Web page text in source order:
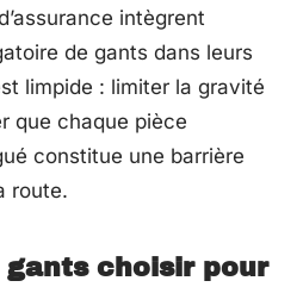
intègrent
de gants dans leurs
limpide : limiter la gravité
que chaque pièce
constitue une barrière
route.
gants choisir pour